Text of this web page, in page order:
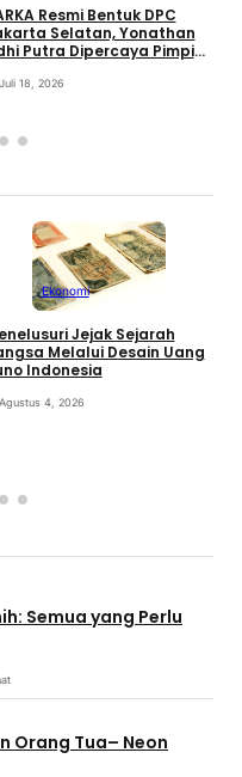
Resmi Bentuk DPC
Selatan, Yonathan
Putra Dipercaya Pimpin
Juli 18, 2026
Ekonomi
Jejak Sejarah
Melalui Desain Uang
Indonesia
Agustus 4, 2026
Semua yang Perlu
Orang Tua– Neon